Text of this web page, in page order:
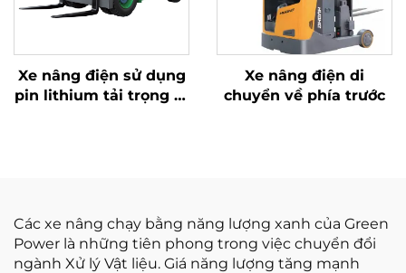
Xe nâng điện sử dụng
pin lithium tải trọng 10
Xe nâng điện di
chuyển về phía trước
Các xe nâng chạy bằng năng lượng xanh của Green
Power là những tiên phong trong việc chuyển đổi
ngành Xử lý Vật liệu. Giá năng lượng tăng mạnh